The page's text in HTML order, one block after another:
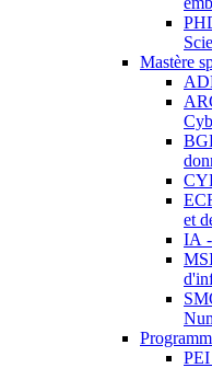
Mastère
et
IA